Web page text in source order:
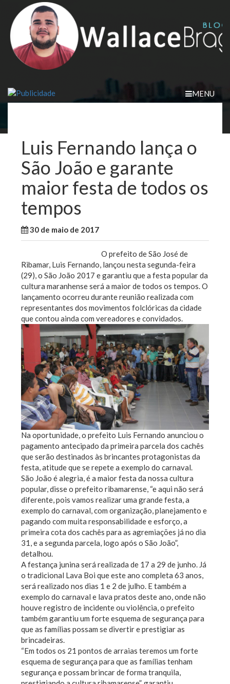
content
MENU
Luis Fernando lança o
São João e garante
maior festa de todos os
tempos
30 de maio de 2017
O prefeito de São José de
Ribamar, Luis Fernando, lançou nesta segunda-feira
(29), o São João 2017 e garantiu que a festa popular da
cultura maranhense será a maior de todos os tempos. O
lançamento ocorreu durante reunião realizada com
representantes dos movimentos folclóricas da cidade
que contou ainda com vereadores e convidados.
Na oportunidade, o prefeito Luis Fernando anunciou o
pagamento antecipado da primeira parcela dos cachês
que serão destinados às brincantes protagonistas da
festa, atitude que se repete a exemplo do carnaval.
São João é alegria, é a maior festa da nossa cultura
popular, disse o prefeito ribamarense, “e aqui não será
diferente, pois vamos realizar uma grande festa, a
exemplo do carnaval, com organização, planejamento e
pagando com muita responsabilidade e esforço, a
primeira cota dos cachês para as agremiações já no dia
31, e a segunda parcela, logo após o São João”,
detalhou.
A festança junina será realizada de 17 a 29 de junho. Já
o tradicional Lava Boi que este ano completa 63 anos,
será realizado nos dias 1 e 2 de julho. E também a
exemplo do carnaval e lava pratos deste ano, onde não
houve registro de incidente ou violência, o prefeito
também garantiu um forte esquema de segurança para
que as famílias possam se divertir e prestigiar as
brincadeiras.
“Em todos os 21 pontos de arraias teremos um forte
esquema de segurança para que as famílias tenham
segurança e possam brincar de forma tranquila,